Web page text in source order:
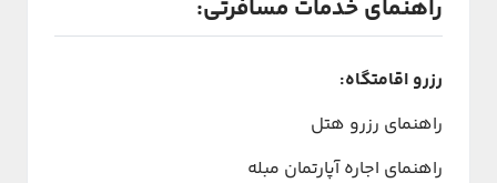
راهنمای خدمات مسافرتی:
رزرو اقامتگاه:
راهنمای رزرو هتل
راهنمای اجاره آپارتمان مبله